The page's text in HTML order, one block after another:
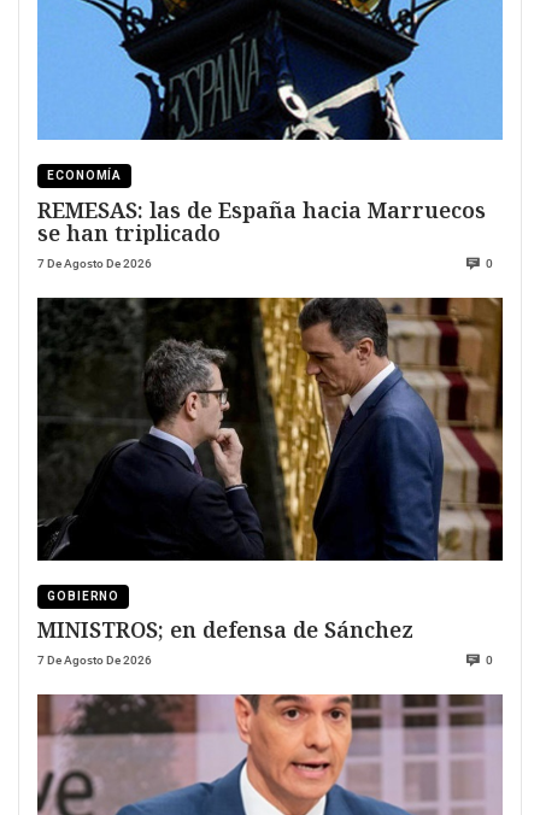
ECONOMÍA
REMESAS: las de España hacia Marruecos
se han triplicado
7 De Agosto De 2026 0
GOBIERNO
MINISTROS; en defensa de Sánchez
7 De Agosto De 2026 0